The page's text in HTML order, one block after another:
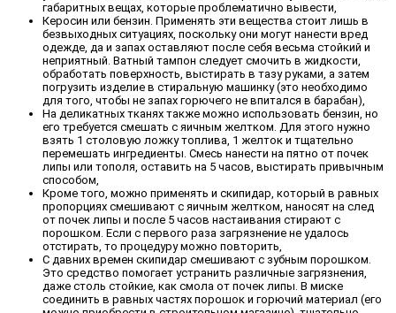
габаритных вещах, которые проблематично вывести,
Керосин или бензин. Применять эти вещества стоит лишь в
безвыходных ситуациях, поскольку они могут нанести вред
одежде, да и запах оставляют после себя весьма стойкий и
неприятный. Ватный тампон следует смочить в жидкости,
обработать поверхность, выстирать в тазу руками, а затем
погрузить изделие в стиральную машинку (это необходимо
для того, чтобы не запах горючего не впитался в барабан),
На деликатных тканях также можно использовать бензин, но
его требуется смешать с яичным желтком. Для этого нужно
взять 1 столовую ложку топлива, 1 желток и тщательно
перемешать ингредиенты. Смесь нанести на пятно от почек
липы или тополя, оставить на 5 часов, выстирать привычным
способом,
Кроме того, можно применять и скипидар, который в равных
пропорциях смешивают с яичным желтком, наносят на след
от почек липы и после 5 часов настаивания стирают с
порошком. Если с первого раза загрязнение не удалось
отстирать, то процедуру можно повторить,
С давних времен скипидар смешивают с зубным порошком.
Это средство помогает устранить различные загрязнения,
даже столь стойкие, как смола от почек липы. В миске
соединить в равных частях порошок и горючий материал (его